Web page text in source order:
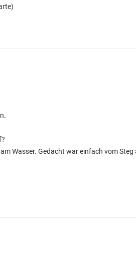
Wasser. Gedacht war einfach vom Steg